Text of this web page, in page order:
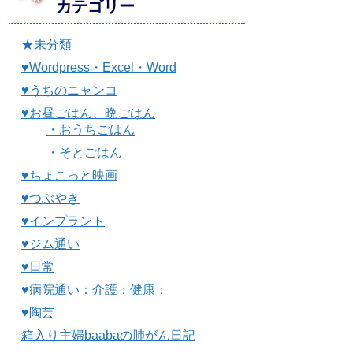
カテゴリー
★未分類
♥Wordpress・Excel・Word
♥うちのニャンコ
♥お昼ごはん、晩ごはん
・おうちごはん
・そとごはん
♥ちょこっと映画
♥つぶやき
♥インプラント
♥ジム通い
♥日常
♥病院通い：介護：健康：
♥陶芸
箱入り主婦baabaの肺がん日記